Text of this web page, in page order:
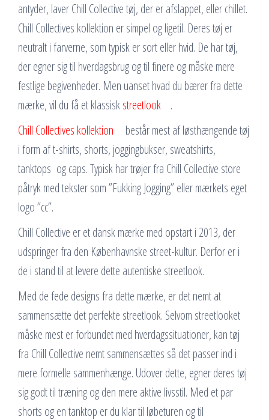
antyder, laver Chill Collective tøj, der er afslappet, eller chillet.
Chill Collectives kollektion er simpel og ligetil. Deres tøj er
neutralt i farverne, som typisk er sort eller hvid. De har tøj,
der egner sig til hverdagsbrug og til finere og måske mere
festlige begivenheder. Men uanset hvad du bærer fra dette
mærke, vil du få et klassiskstreetlook
.
Chill Collectives kollektion
består mest af løsthængende tøj
i form af t-shirts, shorts, joggingbukser, sweatshirts,
tanktops og caps. Typisk har trøjer fra Chill Collective store
påtryk med tekster som ”Fukking Jogging” eller mærkets eget
logo ”cc”.
Chill Collective er et dansk mærke med opstart i 2013, der
udspringer fra den Københavnske street-kultur. Derfor er i
de i stand til at levere dette autentiske streetlook.
Med de fede designs fra dette mærke, er det nemt at
sammensætte det perfekte streetlook. Selvom streetlooket
måske mest er forbundet med hverdagssituationer, kan tøj
fra Chill Collective nemt sammensættes så det passer ind i
mere formelle sammenhænge. Udover dette, egner deres tøj
sig godt til træning og den mere aktive livsstil. Med et par
shorts og en tanktop er du klar til løbeturen og til